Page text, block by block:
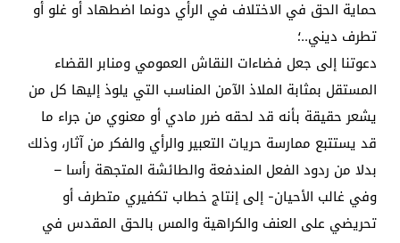
حماية الحق في الاختلاف في الرأي دونما اضطهاد أو غلو أو
تطرف ديني..؛
دعوتنا إلى جعل فضاءات النقاش العمومي ومنابر القضاء
المستقل بمثابة الملاذ الآمن المناسب التي يلوذ إليها كل من
يشعر حقيقة بأنه قد لحقه ضرر مادي أو معنوي من جراء ما
قد يستتبع ممارسة حريات التعبير والرأي والفكر من آثار، وذلك
بدلا من ردود الفعل المندفعة والطائشة المتجهة رأسا –
وفي غالب الأحيان- إلى إنتاج خطاب تكفيري متطرف أو
تحريضي على العنف والكراهية والمس بالحق المقدس في